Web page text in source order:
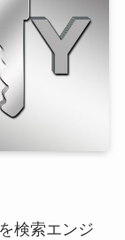
検索エンジ